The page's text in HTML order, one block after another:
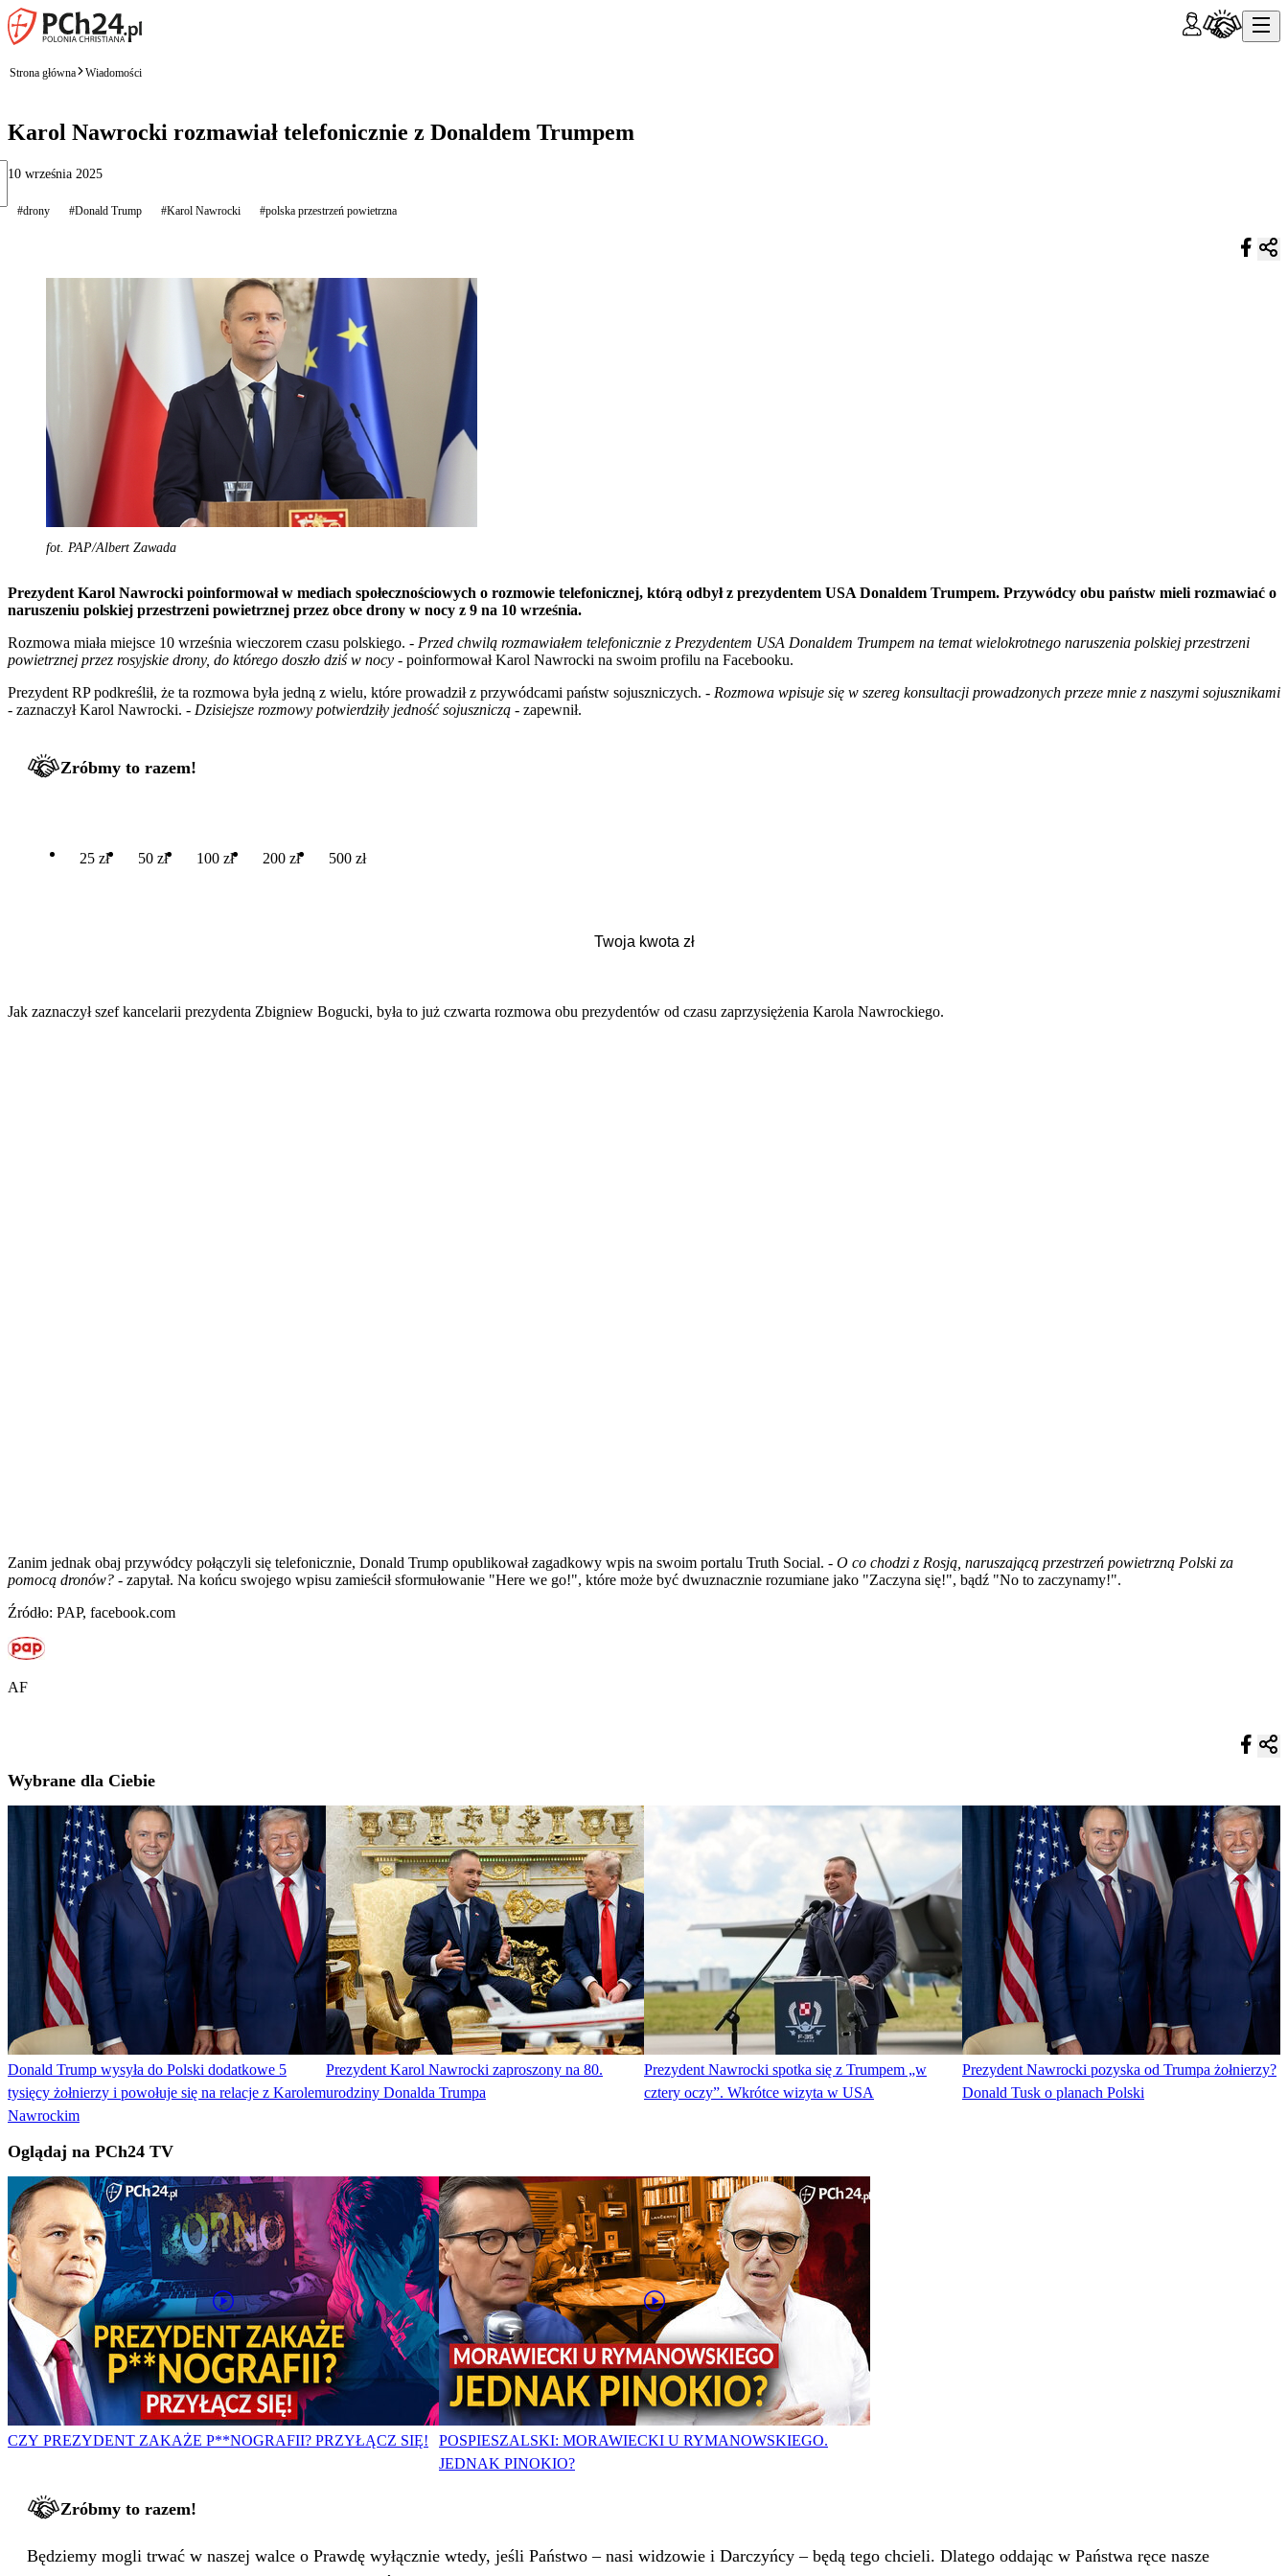
Strona główna Wiadomości
Karol Nawrocki rozmawiał telefonicznie z Donaldem Trumpem
10 września 2025
#drony #Donald Trump #Karol Nawrocki #polska przestrzeń powietrzna
fot. PAP/Albert Zawada
Prezydent Karol Nawrocki poinformował w mediach społecznościowych o rozmowie telefonicznej, którą odbył z prezydentem USA Donaldem Trumpem. Przywódcy obu państw mieli rozmawiać o
naruszeniu polskiej przestrzeni powietrznej przez obce drony w nocy z 9 na 10 września.
Rozmowa miała miejsce 10 września wieczorem czasu polskiego. - Przed chwilą rozmawiałem telefonicznie z Prezydentem USA Donaldem Trumpem na temat wielokrotnego naruszenia polskiej przestrzeni
powietrznej przez rosyjskie drony, do którego doszło dziś w nocy - poinformował Karol Nawrocki na swoim profilu na Facebooku.
Prezydent RP podkreślił, że ta rozmowa była jedną z wielu, które prowadził z przywódcami państw sojuszniczych. - Rozmowa wpisuje się w szereg konsultacji prowadzonych przeze mnie z naszymi sojusznikami
- zaznaczył Karol Nawrocki. - Dzisiejsze rozmowy potwierdziły jedność sojuszniczą - zapewnił.
Zróbmy to razem!
25 zł 50 zł 100 zł 200 zł 500 zł
Jak zaznaczył szef kancelarii prezydenta Zbigniew Bogucki, była to już czwarta rozmowa obu prezydentów od czasu zaprzysiężenia Karola Nawrockiego.
Zanim jednak obaj przywódcy połączyli się telefonicznie, Donald Trump opublikował zagadkowy wpis na swoim portalu Truth Social. - O co chodzi z Rosją, naruszającą przestrzeń powietrzną Polski za
pomocą dronów? - zapytał. Na końcu swojego wpisu zamieścił sformułowanie "Here we go!", które może być dwuznacznie rozumiane jako "Zaczyna się!", bądź "No to zaczynamy!".
Źródło: PAP, facebook.com
AF
Wybrane dla Ciebie
Donald Trump wysyła do Polski dodatkowe 5
tysięcy żołnierzy i powołuje się na relacje z Karolem
Nawrockim
Prezydent Karol Nawrocki zaproszony na 80.
urodziny Donalda Trumpa
Prezydent Nawrocki spotka się z Trumpem „w
cztery oczy”. Wkrótce wizyta w USA
Prezydent Nawrocki pozyska od Trumpa żołnierzy?
Donald Tusk o planach Polski
Oglądaj na PCh24 TV
CZY PREZYDENT ZAKAŻE P**NOGRAFII? PRZYŁĄCZ SIĘ!
POSPIESZALSKI: MORAWIECKI U RYMANOWSKIEGO.
JEDNAK PINOKIO?
Zróbmy to razem!
Będziemy mogli trwać w naszej walce o Prawdę wyłącznie wtedy, jeśli Państwo – nasi widzowie i Darczyńcy – będą tego chcieli. Dlatego oddając w Państwa ręce nasze